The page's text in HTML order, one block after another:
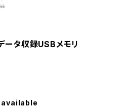
タ収録USBメモリ